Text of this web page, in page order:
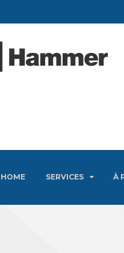
HOME SERVICES À